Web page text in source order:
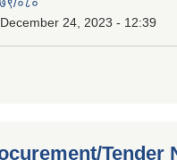
०८०
24, 2023 - 12:39
Tender